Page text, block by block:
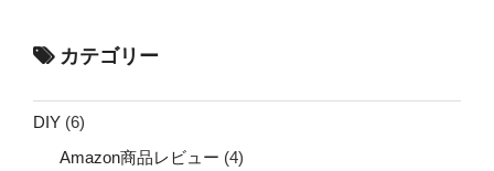
カテゴリー
DIY (6)
Amazon商品レビュー (4)